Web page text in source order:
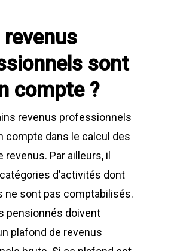
revenus
sont
compte ?
revenus professionnels
compte dans le calcul des
revenus. Par ailleurs, il
d’activités dont
ne sont pas comptabilisés.
pensionnés doivent
plafond de revenus